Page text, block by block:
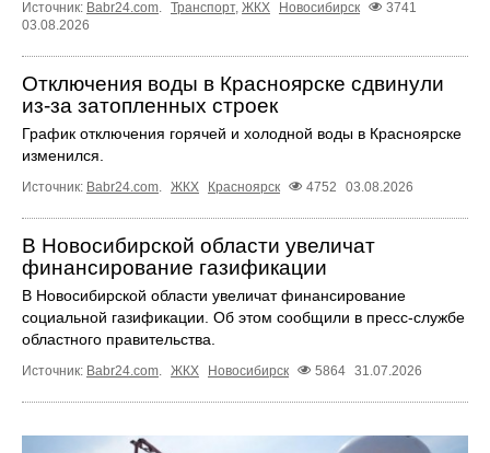
Источник: Babr24.com. Транспорт, ЖКХ Новосибирск
3741
03.08.2026
Отключения воды в Красноярске сдвинули
из-за затопленных строек
График отключения горячей и холодной воды в Красноярске
изменился.
Источник: Babr24.com. ЖКХ Красноярск 4752 03.08.2026
В Новосибирской области увеличат
финансирование газификации
В Новосибирской области увеличат финансирование
социальной газификации. Об этом сообщили в пресс-службе
областного правительства.
Источник: Babr24.com. ЖКХ Новосибирск 5864 31.07.2026